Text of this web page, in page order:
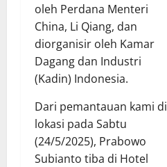
oleh Perdana Menteri
China, Li Qiang, dan
diorganisir oleh Kamar
Dagang dan Industri
(Kadin) Indonesia.
Dari pemantauan kami di
lokasi pada Sabtu
(24/5/2025), Prabowo
Subianto tiba di Hotel